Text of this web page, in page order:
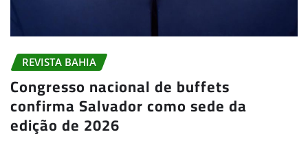
REVISTA BAHIA
Congresso nacional de buffets
confirma Salvador como sede da
edição de 2026